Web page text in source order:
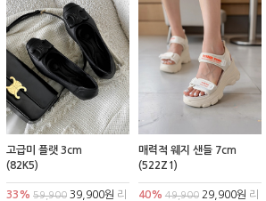
고급미 플랫 3cm
(82K5)
33% 59,900 39,900원 리
매력적 웨지 샌들 7cm
(522Z1)
40% 49,90029,900원 리